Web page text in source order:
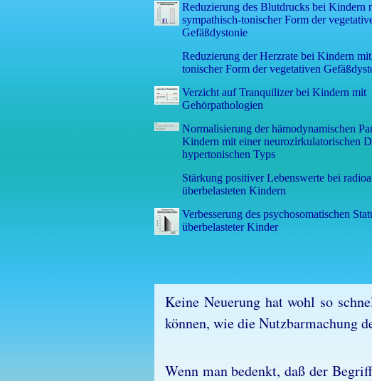
Reduzierung des Blutdrucks bei Kindern
sympathisch-tonischer Form der
Gefäßdystonie
Reduzierung der Herzrate bei Kindern
tonischer Form der vegetativen
Verzicht auf Tranquilizer bei Kindern mit
Gehörpathologien
Normalisierung der hämodynamischen
Kindern mit einer neurozirkulatorischen
hypertonischen Typs
Stärkung positiver Lebenswerte bei
überbelasteten Kindern
Verbesserung des psychosomatischen
überbelasteter Kinder
Kei­ne Neue­rung hat wohl so
kön­nen, wie die Nutz­bar­ma­chung
Wenn man be­denkt, daß der